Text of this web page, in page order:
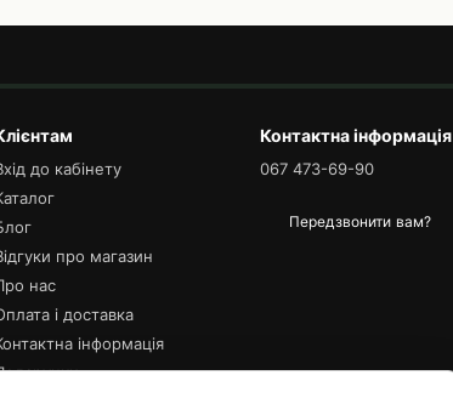
до кабінету
про магазин
нас
і доставка
інформація
Контактна інформація
067 473-69-90
Передзвонити вам?